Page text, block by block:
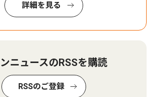
詳細を見る
ニュースのRSSを購読
RSSのご登録